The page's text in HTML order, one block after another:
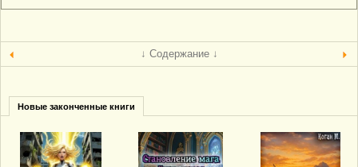
↓ Содержание ↓
Новые законченные книги